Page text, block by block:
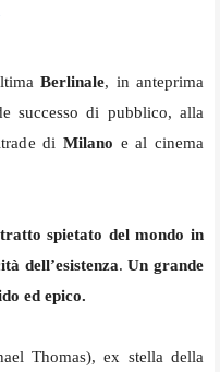
Berlinale, in anteprima
successo di pubblico, alla
di Milano e al cinema
spietato del mondo in
dell’esistenza.Un grande
ed epico.
Thomas), ex stella della